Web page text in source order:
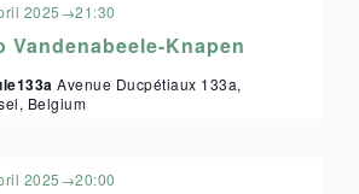
Vandenabeele-Knapen
2025→21:30
Avenue Ducpétiaux 133a,
Belgium
2025→20:00